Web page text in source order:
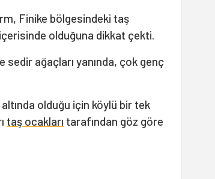
Finike bölgesindeki taş
içerisinde olduğuna dikkat çekti.
sedir ağaçları yanında, çok genç
olduğu için köylü bir tek
taş ocakları tarafından göz göre